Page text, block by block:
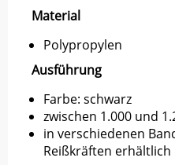
Material
Polypropylen
Ausführung
Farbe: schwarz
zwischen 1.000 und
in verschiedenen
Reißkräften erhältlich